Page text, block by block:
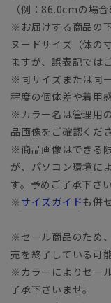
（例：86.0cmの場
※お届けする商品の
ヌードサイズ（体の
ますが、誤表記では
※同サイズまたは同
程度の個体差や着用
※カラー名は管理用
品画像をご確認くださ
※商品画像はできる
が、パソコン環境に
す。予めご了承下さい
※ サイズガイドも併
※セール商品のため
売を終了している可
※カラーによりセー
了承下さいませ。